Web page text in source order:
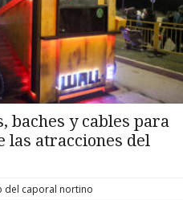
baches y cables para
las atracciones del
del caporal nortino